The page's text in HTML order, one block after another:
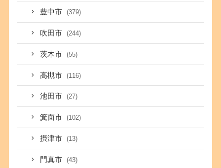
豊中市 (379)
吹田市 (244)
茨木市 (55)
高槻市 (116)
池田市 (27)
箕面市 (102)
摂津市 (13)
門真市 (43)